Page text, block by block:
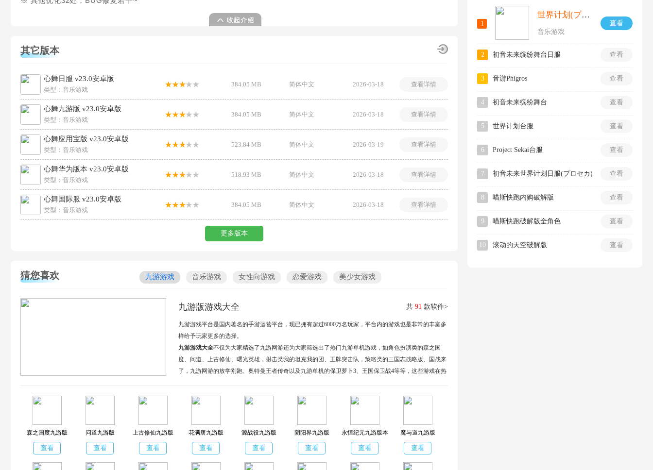
其它版本
心舞日服 v23.0安卓版
类型： 音乐游戏
384.05 MB 简体中文 2026-03-18 查看详情
心舞九游版 v23.0安卓版
类型： 音乐游戏
384.05 MB 简体中文 2026-03-18 查看详情
心舞应用宝版 v23.0安卓版
类型： 音乐游戏
523.84 MB 简体中文 2026-03-19 查看详情
心舞华为版本 v23.0安卓版
类型： 音乐游戏
518.93 MB 简体中文 2026-03-18 查看详情
心舞国际服 v23.0安卓版
类型： 音乐游戏
384.05 MB 简体中文 2026-03-18 查看详情
更多版本
猜您喜欢 九游游戏 音乐游戏 女性向游戏 恋爱游戏 美少女游戏
九游版游戏大全 共 91 款软件>
九游游戏平台是国内著名的手游运营平台，现已拥有超过6000万名玩家，平台内的游戏也是非常的丰富多
样给予玩家更多的选择。
九游游戏大全不仅为大家精选了九游网游还为大家筛选出了热门九游单机游戏，如角色扮演类的森之国
度、问道、上古修仙、曙光英雄，射击类我的坦克我的团、王牌突击队，策略类的三国志战略版、国战来
了，九游网游的放学别跑、奥特曼王者传奇以及九游单机的保卫萝卜3、王国保卫战4等等，这些游戏在热
森之国度九游版
查看
问道九游版
查看
上古修仙九游版
查看
花满唐九游版
查看
源战役九游版
查看
阴阳界九游版
查看
永恒纪元九游版本
查看
魔与道九游版
查看
1 查看
世界计划(プロセカ)日服
音乐游戏
2 查看
初音未来缤纷舞台日服
3 查看
音游Phigros
4 查看
初音未来缤纷舞台
5 查看
世界计划台服
6 查看
Project Sekai台服
7 查看
初音未来世界计划日服(プロセカ)
8 查看
喵斯快跑内购破解版
9 查看
喵斯快跑破解版全角色
10 查看
滚动的天空破解版